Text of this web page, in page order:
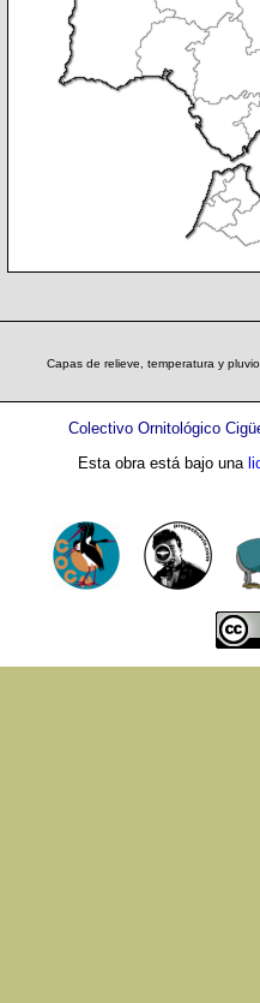
Capas de relieve, temperatura y
Colectivo Ornitológico
Esta obra está bajo una